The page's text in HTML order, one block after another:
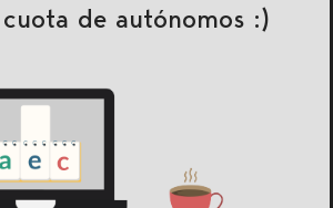
de autónomos :)